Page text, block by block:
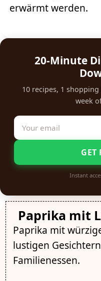
erwärmt werden.
20-Minute
10 recipes, 1
week
GET
Instant
Paprika mit
Paprika mit
lustigen
Familienessen.